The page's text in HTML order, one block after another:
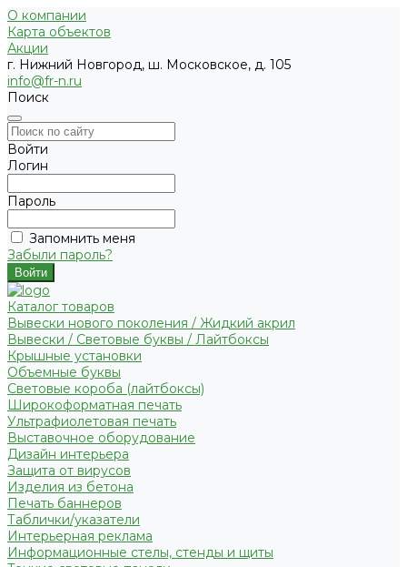
О компании
Карта объектов
Акции
г. Нижний Новгород, ш. Московское, д. 105
info@fr-n.ru
Поиск
Войти
Логин
Пароль
Запомнить меня
Забыли пароль?
Каталог товаров
Вывески нового поколения / Жидкий акрил
Вывески / Световые буквы / Лайтбоксы
Крышные установки
Объемные буквы
Световые короба (лайтбоксы)
Широкоформатная печать
Ультрафиолетовая печать
Выставочное оборудование
Дизайн интерьера
Защита от вирусов
Изделия из бетона
Печать баннеров
Таблички/указатели
Интерьерная реклама
Информационные стелы, стенды и щиты